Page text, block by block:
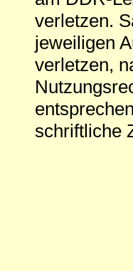
verletzen.
jeweiligen
verletzen,
schriftliche